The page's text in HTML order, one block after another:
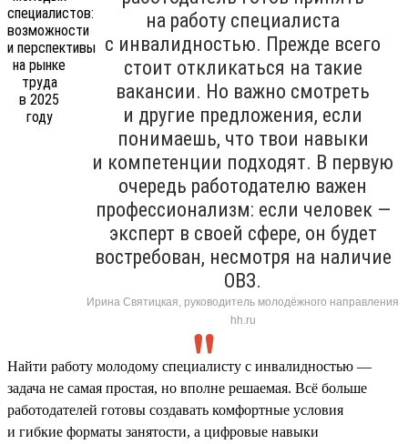
на работу специалиста
с инвалидностью. Прежде всего
стоит откликаться на такие
вакансии. Но важно смотреть
и другие предложения, если
понимаешь, что твои навыки
и компетенции подходят. В первую
очередь работодателю важен
профессионализм: если человек —
эксперт в своей сфере, он будет
востребован, несмотря на наличие
ОВЗ.
Ирина Святицкая, руководитель молодёжного направления
hh.ru
Найти работу молодому специалисту с инвалидностью —
задача не самая простая, но вполне решаемая. Всё больше
работодателей готовы создавать комфортные условия
и гибкие форматы занятости, а цифровые навыки